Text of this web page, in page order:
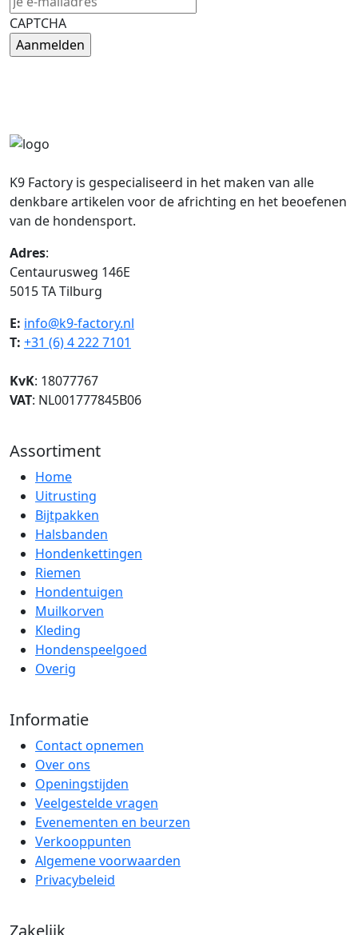
CAPTCHA
K9 Factory is gespecialiseerd in het maken van alle
denkbare artikelen voor de africhting en het beoefenen
van de hondensport.
Adres:
Centaurusweg 146E
5015 TA Tilburg
E: info@k9-factory.nl
T: +31 (6) 4 222 7101
KvK: 18077767
VAT: NL001777845B06
Assortiment
Home
Uitrusting
Bijtpakken
Halsbanden
Hondenkettingen
Riemen
Hondentuigen
Muilkorven
Kleding
Hondenspeelgoed
Overig
Informatie
Contact opnemen
Over ons
Openingstijden
Veelgestelde vragen
Evenementen en beurzen
Verkooppunten
Algemene voorwaarden
Privacybeleid